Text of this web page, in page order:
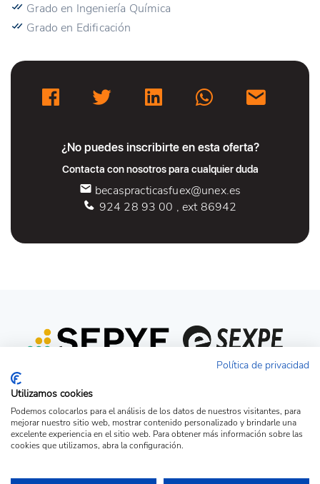
Grado en Ingeniería Química
Grado en Edificación
¿No puedes inscribirte en esta oferta?
Contacta con nosotros para cualquier duda
becaspracticasfuex@unex.es
924 28 93 00 , ext 86942
Acceso candidato Acceso empresa
Política de privacidad
Utilizamos cookies
Podemos colocarlos para el análisis de los datos de nuestros visitantes, para
mejorar nuestro sitio web, mostrar contenido personalizado y brindarle una
excelente experiencia en el sitio web. Para obtener más información sobre las
cookies que utilizamos, abra la configuración.